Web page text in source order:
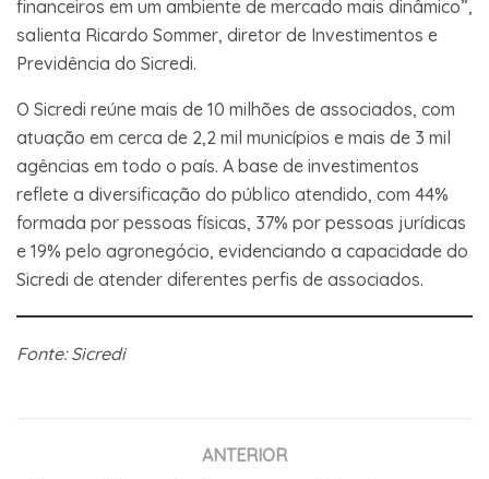
financeiros em um ambiente de mercado mais dinâmico”,
salienta Ricardo Sommer, diretor de Investimentos e
Previdência do Sicredi.
O Sicredi reúne mais de 10 milhões de associados, com
atuação em cerca de 2,2 mil municípios e mais de 3 mil
agências em todo o país. A base de investimentos
reflete a diversificação do público atendido, com 44%
formada por pessoas físicas, 37% por pessoas jurídicas
e 19% pelo agronegócio, evidenciando a capacidade do
Sicredi de atender diferentes perfis de associados.
Fonte: Sicredi
ANTERIOR